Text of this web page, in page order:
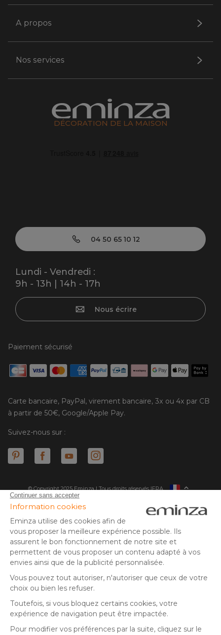
A propos
Nos services
DÉCORATION DE LA MAISON
04 50 65 10 12
Lundi - Vendredi :
9h - 13h | 14h - 17h
Nous écrire
Paiement sécurisé
Carte bancaire, PayPal, virement bancaire, 3x ou 4x par CB
à partir de 50€, Google/Apple Pay.
Suivez-nous sur :
© Copyright 2025 Eminza | Tous droits réservés |
ESPAÑA
NEDERLAND
SUISSE
DANMARK
FRA
* Vous disposez de 30 jours (à compter de la réception ou du
retrait de votre colis) pour effectuer un retour de produits et
** Expédition le jour même pour toute commande passée avant